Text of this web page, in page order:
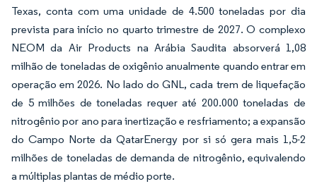
Texas, conta com uma unidade de 4.500 toneladas por dia
prevista para início no quarto trimestre de 2027. O complexo
NEOM da Air Products na Arábia Saudita absorverá 1,08
milhão de toneladas de oxigênio anualmente quando entrar em
operação em 2026. No lado do GNL, cada trem de liquefação
de 5 milhões de toneladas requer até 200.000 toneladas de
nitrogênio por ano para inertização e resfriamento; a expansão
do Campo Norte da QatarEnergy por si só gera mais 1,5-2
milhões de toneladas de demanda de nitrogênio, equivalendo
a múltiplas plantas de médio porte.